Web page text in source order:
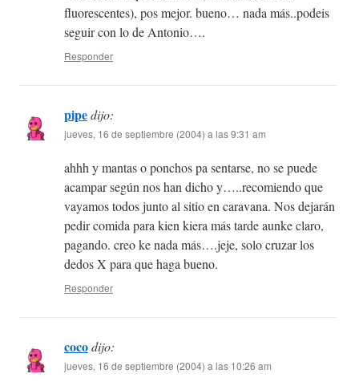
fluorescentes), pos mejor. bueno… nada más..podeis
seguir con lo de Antonio….
Responder
pipedijo:
jueves, 16 de septiembre (2004) a las 9:31 am
ahhh y mantas o ponchos pa sentarse, no se puede
acampar según nos han dicho y…..recomiendo que
vayamos todos junto al sitio en caravana. Nos dejarán
pedir comida para kien kiera más tarde aunke claro,
pagando. creo ke nada más….jeje, solo cruzar los
dedos X para que haga bueno.
Responder
cocodijo:
jueves, 16 de septiembre (2004) a las 10:26 am